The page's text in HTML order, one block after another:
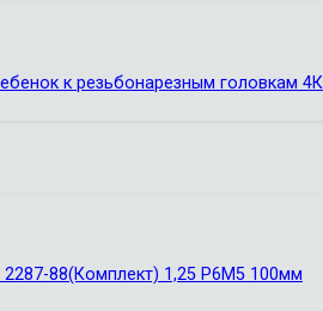
к резьбонарезным головкам 4К
2287-88(Комплект) 1,25 Р6М5 100мм